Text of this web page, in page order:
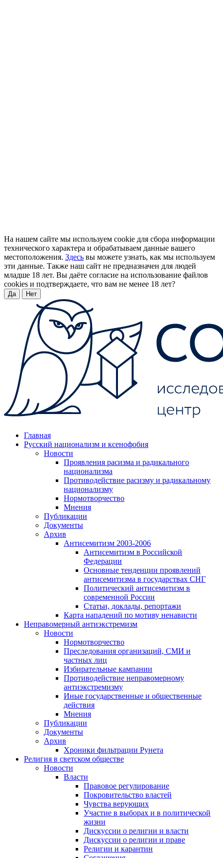
На нашем сайте мы используем cookie для сбора информации
технического характера и обрабатываем данные вашего
местоположения. Здесь вы можете узнать, как мы используем
эти данные. Также наш сайт не предназначен для людей
младше 18 лет. Вы даёте согласие на использование файлов
cookies и подтверждаете, что вам не менее 18 лет?
Да Нет
Главная
Русский национализм и ксенофобия
Новости
Проявления расизма и радикального
национализма
Противодействие расизму и радикальному
национализму
Нормотворчество
Мнения
Публикации
Документы
Архив
Антисемитизм 2003-2006
Антисемитизм в Российской
Федерации
Основные тенденции проявлений
антисемитизма в государствах СНГ
Политический антисемитизм в
современной России
Статьи, доклады, репортажи
Карта нападений по мотиву ненависти
Неправомерный антиэкстремизм
Новости
Нормотворчество
Преследования организаций, СМИ и
частных лиц
Избирательные кампании
Противодействие неправомерному
антиэкстремизму
Иные государственные и общественные
действия
Мнения
Публикации
Документы
Архив
Хроники фильтрации Рунета
Религия в светском обществе
Новости
Власти
Правовое регулирование
Покровительство властей
Чувства верующих
Участие в выборах и в политической
жизни
Дискуссии о религии и власти
Дискуссии о религии и праве
Религии и карантин